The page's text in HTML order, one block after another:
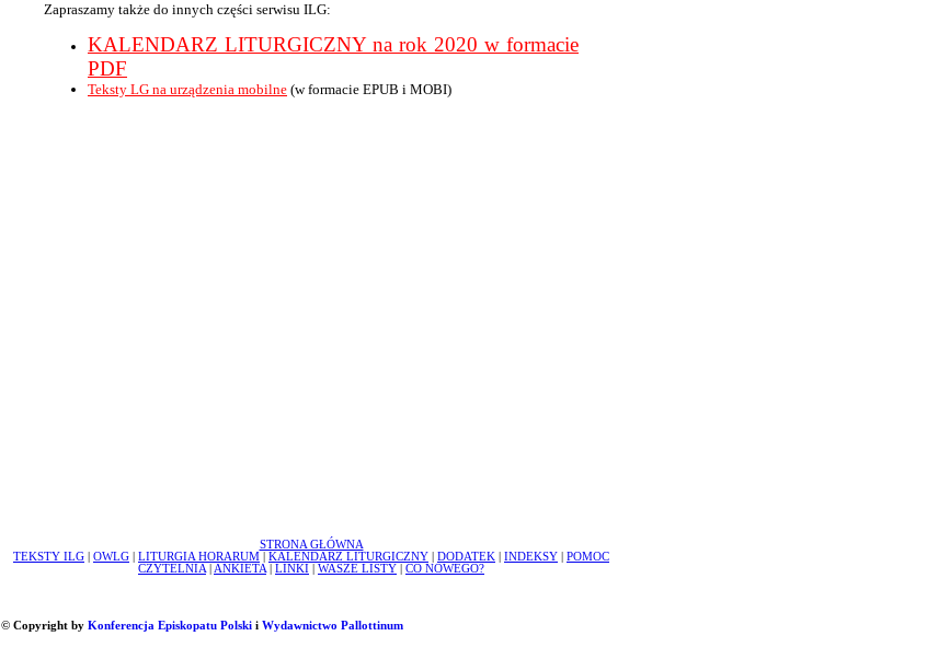
Zapraszamy także do innych części serwisu ILG:
KALENDARZ LITURGICZNY na rok 2020 w formacie
PDF
Teksty LG na urządzenia mobilne (w formacie EPUB i MOBI)
STRONA GŁÓWNA
TEKSTY ILG
OWLG LITURGIA HORARUM KALENDARZ LITURGICZNY DODATEK INDEKSY
POMOC
CZYTELNIA
ANKIETA LINKI WASZE LISTY CO NOWEGO?
© Copyright by Konferencja Episkopatu Polskii Wydawnictwo Pallottinum